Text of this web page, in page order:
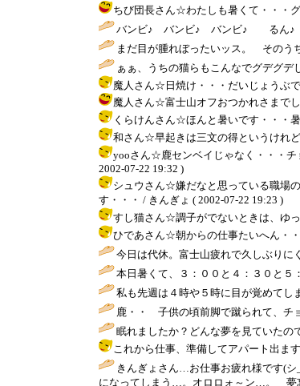
ちび団長さん☆わたしも暑くて・・・
バンビ♪ バンビ♪ バンビ♪ るん
まだ目が腫れぼったいッス。 そのう
ぁぁ、うちの猫らもこんなでグデグ
魔人さん☆日焼け・・・だいじょうぶ
魔人さん☆富士山オフおつかれさまで
くらけんさん☆ほんと暑いです・・・
和さん☆早起きは三文の得というけれ
yooさん☆鹿センベイじゃなく・・・チ
2002-07-22 19:32 )
シュウさん☆嫌だなと思っている職場
す・・・ / きんぎょ ( 2002-07-22 19:23 )
すし猫さん☆調子がでないときは、ゆ
ひであさん☆朝からの仕事たいへん・
今日は代休。富士山疲れで久しぶりに
本日暑くて、３：００と４：３０と５
私も先週は４時や５時に目が覚めて
鹿・・ 子供の頃前脚で蹴られて、チ
眠れましたか？どんな夢を見ていたの
これから仕事、準備してアパート出ま
きんぎょさん…お仕事お疲れ様です(
になってしまう…。オロロォ～ン…。 夢